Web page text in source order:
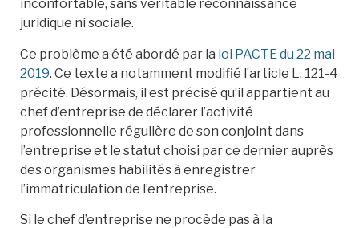
inconfortable, sans véritable reconnaissance
juridique ni sociale.
Ce problème a été abordé par la loi PACTE du 22 mai
2019. Ce texte a notamment modifié l’article L. 121-4
précité. Désormais, il est précisé qu’il appartient au
chef d’entreprise de déclarer l’activité
professionnelle régulière de son conjoint dans
l’entreprise et le statut choisi par ce dernier auprès
des organismes habilités à enregistrer
l’immatriculation de l’entreprise.
Si le chef d’entreprise ne procède pas à la